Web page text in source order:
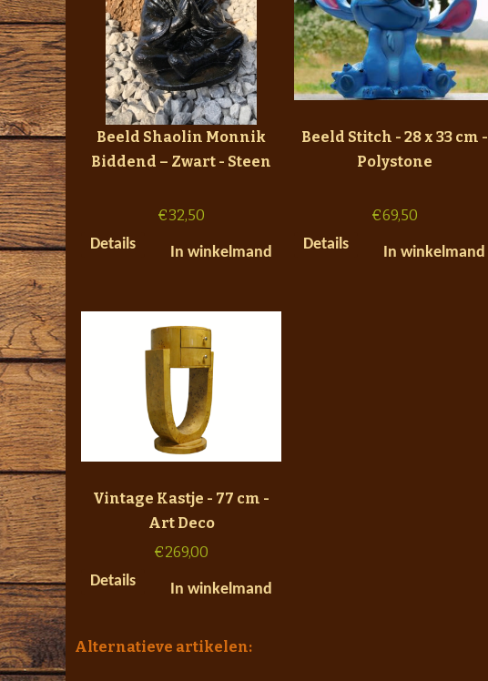
Beeld Shaolin Monnik
Biddend – Zwart - Steen
€32,50
Details
In winkelmand
Beeld Stitch - 28 x 33 cm -
Polystone
€69,50
Details
In winkelmand
Vintage Kastje - 77 cm -
Art Deco
€269,00
Details
In winkelmand
Alternatieve artikelen: